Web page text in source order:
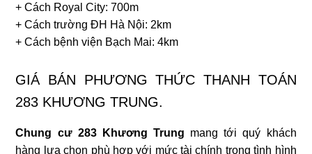
+ Cách Royal City: 700m
+ Cách trường ĐH Hà Nội: 2km
+ Cách bệnh viện Bạch Mai: 4km
GIÁ BÁN PHƯƠNG THỨC THANH TOÁN
283 KHƯƠNG TRUNG.
Chung cư 283 Khương Trung mang tới quý khách
hàng lựa chọn phù hợp với mức tài chính trong tình hình